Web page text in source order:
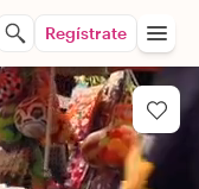
Regístrate